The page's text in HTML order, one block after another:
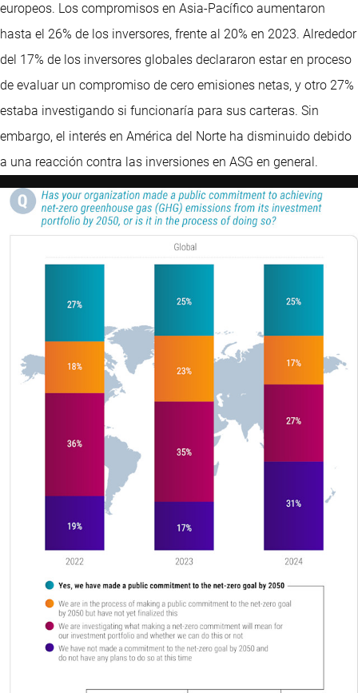
europeos. Los compromisos en Asia-Pacífico aumentaron
hasta el 26% de los inversores, frente al 20% en 2023. Alrededor
del 17% de los inversores globales declararon estar en proceso
de evaluar un compromiso de cero emisiones netas, y otro 27%
estaba investigando si funcionaría para sus carteras. Sin
embargo, el interés en América del Norte ha disminuido debido
a una reacción contra las inversiones en ASG en general.